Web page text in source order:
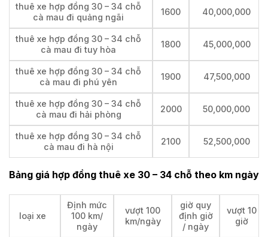
thuê xe hợp đồng 30 – 34 chỗ
cà mau đi quảng ngãi
1600 40,000,000
thuê xe hợp đồng 30 – 34 chỗ
cà mau đi tuy hòa
1800 45,000,000
thuê xe hợp đồng 30 – 34 chỗ
cà mau đi phú yên
1900 47,500,000
thuê xe hợp đồng 30 – 34 chỗ
cà mau đi hải phòng
2000 50,000,000
thuê xe hợp đồng 30 – 34 chỗ
cà mau đi hà nội
2100 52,500,000
Bảng giá hợp đồng thuê xe 30 – 34 chỗ theo km ngày
loại xe
Định mức
100 km/
ngày
vượt 100
km/ngày
giờ quy
định giờ
/ ngày
vượt 10
giờ